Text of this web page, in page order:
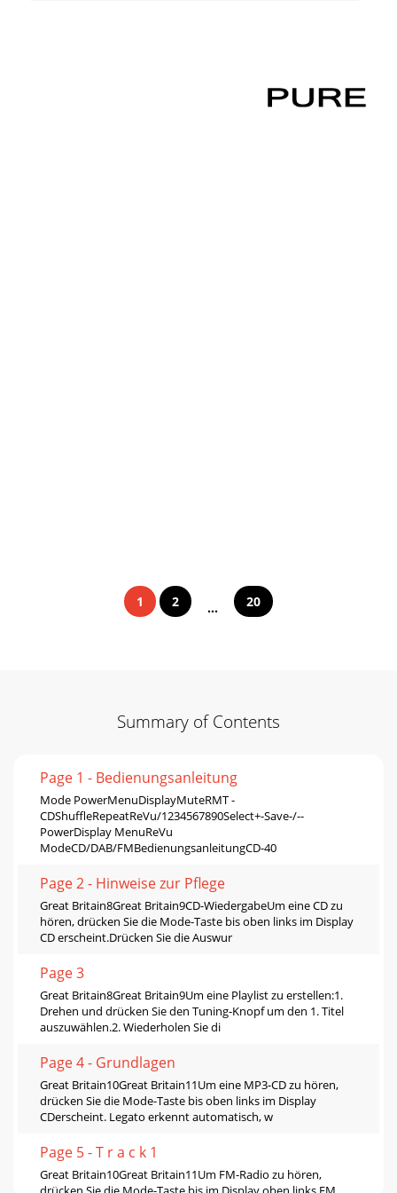
1 2 ... 20
Summary of Contents
Page 1 - Bedienungsanleitung
Mode PowerMenuDisplayMuteRMT -
CDShuffleRepeatReVu/1234567890Select+-Save-/--
PowerDisplay MenuReVu
ModeCD/DAB/FMBedienungsanleitungCD-40
Page 2 - Hinweise zur Pflege
Great Britain8Great Britain9CD-WiedergabeUm eine CD zu
hören, drücken Sie die Mode-Taste bis oben links im Display
CD erscheint.Drücken Sie die Auswur
Page 3
Great Britain8Great Britain9Um eine Playlist zu erstellen:1.
Drehen und drücken Sie den Tuning-Knopf um den 1. Titel
auszuwählen.2. Wiederholen Sie di
Page 4 - Grundlagen
Great Britain10Great Britain11Um eine MP3-CD zu hören,
drücken Sie die Mode-Taste bis oben links im Display
CDerscheint. Legato erkennt automatisch, w
Page 5 - T r a c k 1
Great Britain10Great Britain11Um FM-Radio zu hören,